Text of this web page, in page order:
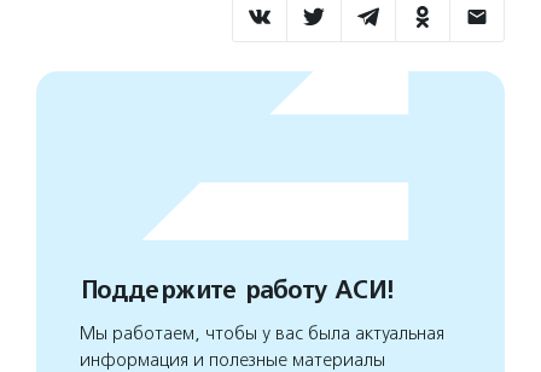
Поддержите работу АСИ!
Мы работаем, чтобы у вас была актуальная
информация и полезные материалы